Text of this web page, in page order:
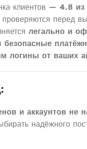
клиентов — 4.8 из
проверяются перед
легально и
безопасные
логины от ваших
и аккаунтов
надёжного